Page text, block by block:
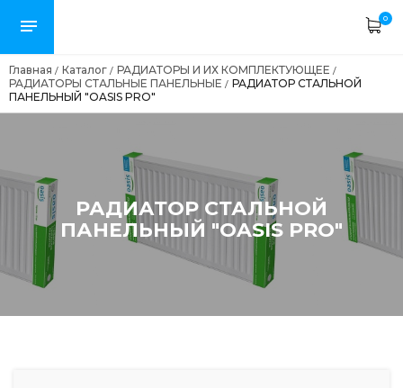
0
Главная / Каталог / РАДИАТОРЫ И ИХ КОМПЛЕКТУЮЩЕЕ /
РАДИАТОРЫ СТАЛЬНЫЕ ПАНЕЛЬНЫЕ / РАДИАТОР СТАЛЬНОЙ
ПАНЕЛЬНЫЙ "OASIS PRO"
РАДИАТОР СТАЛЬНОЙ
ПАНЕЛЬНЫЙ "OASIS PRO"